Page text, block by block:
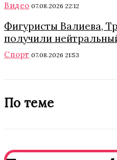
Видео 07.08.2026 22:12
Фигуристы Валиева,
получили
Спорт 07.08.2026 21:53
По теме